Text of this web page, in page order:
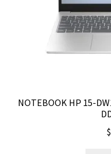
NOTEBOOK HP 15-
$